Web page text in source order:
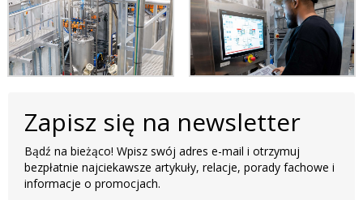
Zapisz się na newsletter
Bądź na bieżąco! Wpisz swój adres e-mail i otrzymuj
bezpłatnie najciekawsze artykuły, relacje, porady fachowe i
informacje o promocjach.